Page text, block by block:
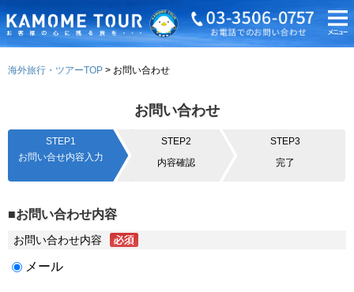
海外旅行・ツアーTOP お問い合わせ
お問い合わせ
STEP1
お問い合せ内容入力
STEP2
内容確認
STEP3
完了
■お問い合わせ内容
お問い合わせ内容
メール